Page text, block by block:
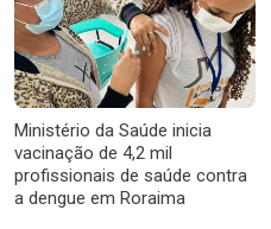
Ministério da Saúde inicia
vacinação de 4,2 mil
profissionais de saúde contra
a dengue em Roraima